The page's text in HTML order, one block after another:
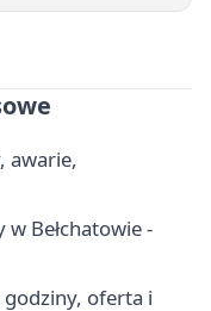
awarie,
Bełchatowie -
oferta i